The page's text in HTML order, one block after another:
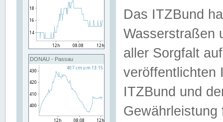
DONAU - Passau
Das ITZBund
Wasserstraßen
aller Sorgfalt
veröffentlichten
ITZBund und